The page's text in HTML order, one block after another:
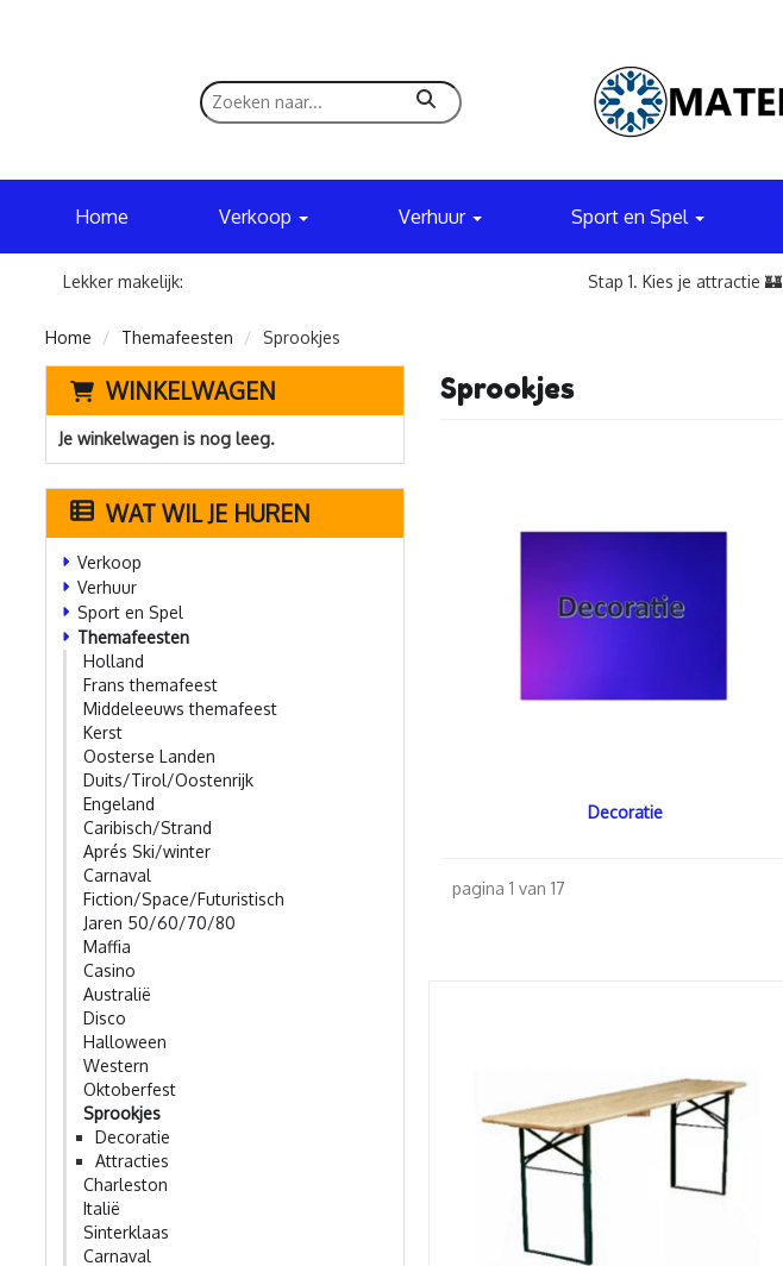
zoeken
Home Verkoop Verhuur Sport en Spel
Lekker makelijk: Stap 1. Kies je attractie 🏰
Home Themafeesten Sprookjes
WINKELWAGEN
Je winkelwagen is nog leeg.
WAT WIL JE HUREN
Verkoop
Verhuur
Sport en Spel
Themafeesten
Holland
Frans themafeest
Middeleeuws themafeest
Kerst
Oosterse Landen
Duits/Tirol/Oostenrijk
Engeland
Caribisch/Strand
Aprés Ski/winter
Carnaval
Fiction/Space/Futuristisch
Jaren 50/60/70/80
Maffia
Casino
Australië
Disco
Halloween
Western
Oktoberfest
Sprookjes
Decoratie
Attracties
Charleston
Italië
Sinterklaas
Carnaval
Sprookjes
Decoratie
pagina 1 van 17